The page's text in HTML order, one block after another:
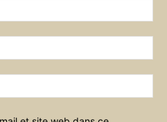
:*
:*
: